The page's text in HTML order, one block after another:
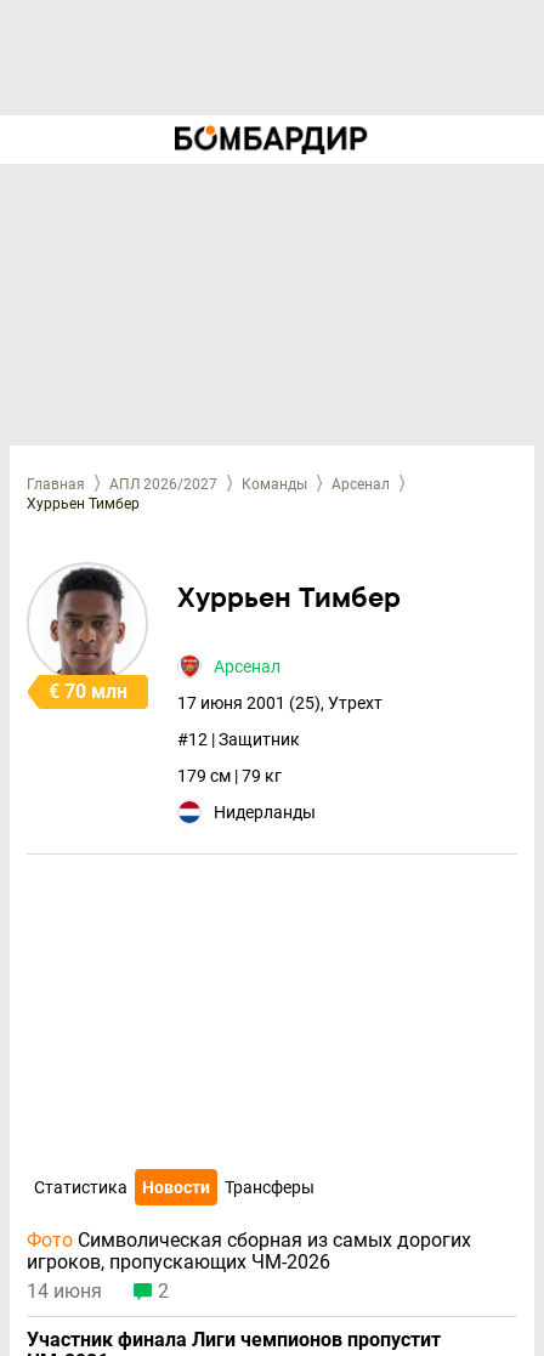
Главная АПЛ 2026/2027 Команды
Арсенал
Хуррьен Тимбер
€ 70 млн
Хуррьен Тимбер
Арсенал
17 июня 2001 (25), Утрехт
#12 | Защитник
179 см | 79 кг
Нидерланды
Статистика Новости Трансферы
Фото Символическая сборная из самых дорогих
игроков, пропускающих ЧМ-2026
14 июня
2
Участник финала Лиги чемпионов пропустит